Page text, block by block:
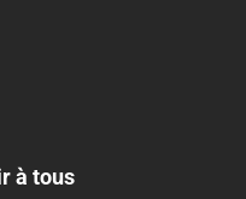
à tous